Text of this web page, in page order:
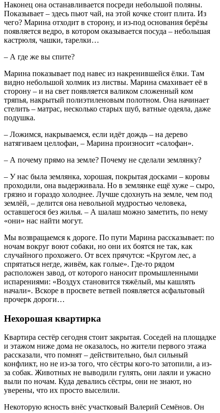
Наконец она останавливается посреди небольшой поляны.
Показывает – здесь пьют чай, на этой кочке стоит плита. Из
чего? Марина отходит в сторону, и из-под основания берёзы
появляется ведро, в котором оказывается посуда – небольшая
кастрюля, чашки, тарелки…
– А где же вы спите?
Марина показывает под навес из накренившейся ёлки. Там
видно небольшой холмик из листвы. Марина смахивает её в
сторону – и на свет появляется валиком сложенный ком
тряпья, накрытый полиэтиленовым полотном. Она начинает
стелить – матрас, несколько старых шуб, ватные одеяла, даже
подушка.
– Ложимся, накрываемся, если идёт дождь – на дерево
натягиваем целлофан, – Марина произносит «салофан».
– А почему прямо на земле? Почему не сделали землянку?
– У нас была землянка, хорошая, покрытая досками – коровы
проходили, она выдерживала. Но в землянке ещё хуже – сыро,
грязно и гораздо холоднее. Лучше сдохнуть на земле, чем под
землёй, – делится она невольной мудростью человека,
оставшегося без жилья. – А шалаш можно заметить, по нему
«они» нас найти могут.
Мы возвращаемся к дороге. По пути Марина рассказывает: по
ночам вокруг воют собаки, но они их боятся не так, как
случайного прохожего. От всех прячутся: «Кругом лес, а
спрятаться негде, живём, как голые». Где-то рядом
расположен завод, от которого наносит промышленными
испарениями: «Воздух становится тяжёлый, мы кашлять
начали». Вскоре в просвете ветвей появляется асфальтовый
прочерк дороги…
Нехорошая квартирка
Квартира сестёр сегодня стоит закрытая. Соседей на площадке
и этажом ниже дома не оказалось, но жители первого этажа
рассказали, что помнят – действительно, был сильный
конфликт, но не из-за того, что сёстры кого-то затопили, а из-
за собак. Животных не выводили гулять, они лаяли и ужасно
выли по ночам. Куда девались сёстры, они не знают, но
уверены, что их просто выселили.
Некоторую ясность внёс участковый Валерий Семёнов. Он